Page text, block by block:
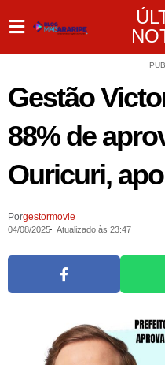
Gestão
88% de
Ouricuri,
Porgestormovie
04/08/2025 Atualizado às 23:47